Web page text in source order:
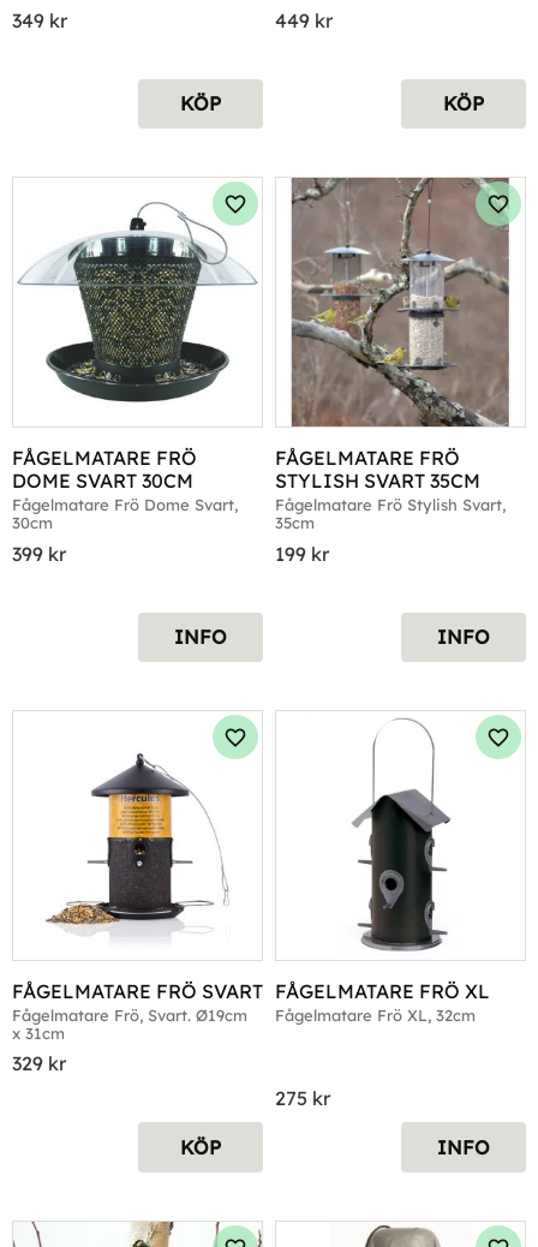
349 kr
KÖP
449 kr
KÖP
FÅGELMATARE FRÖ
DOME SVART 30CM
Fågelmatare Frö Dome Svart,
30cm
399 kr
Lägg till i favoriter
INFO
FÅGELMATARE FRÖ
STYLISH SVART 35CM
Fågelmatare Frö Stylish Svart,
35cm
199 kr
INFO
FÅGELMATARE FRÖ SVART
Fågelmatare Frö, Svart. Ø19cm
x 31cm
329 kr
Lägg till i favoriter
KÖP
FÅGELMATARE FRÖ XL
Fågelmatare Frö XL, 32cm
275 kr
INFO